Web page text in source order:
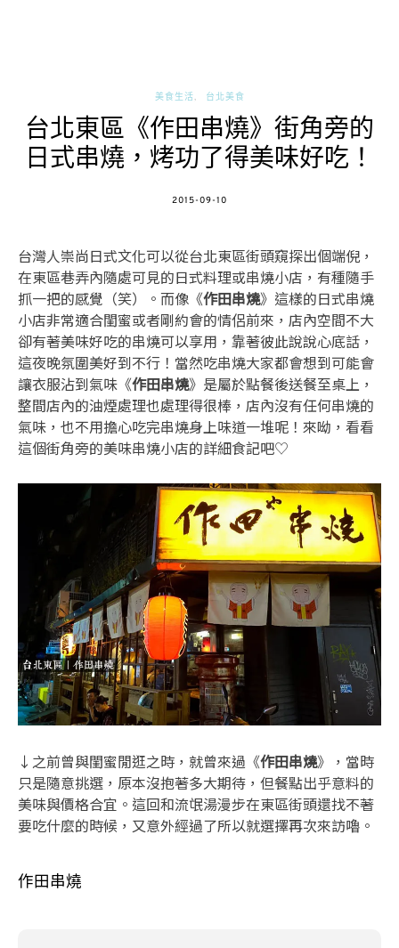
美食生活 台北美食
台北東區《作田串燒》街角旁的
日式串燒，烤功了得美味好吃！
POSTED
2015-09-10
台灣人崇尚日式文化可以從台北東區街頭窺探出個端倪，
在東區巷弄內隨處可見的日式料理或串燒小店，有種隨手
抓一把的感覺（笑）。而像《作田串燒》這樣的日式串燒
小店非常適合閨蜜或者剛約會的情侶前來，店內空間不大
卻有著美味好吃的串燒可以享用，靠著彼此說說心底話，
這夜晚氛圍美好到不行！當然吃串燒大家都會想到可能會
讓衣服沾到氣味《作田串燒》是屬於點餐後送餐至桌上，
整間店內的油煙處理也處理得很棒，店內沒有任何串燒的
氣味，也不用擔心吃完串燒身上味道一堆呢！來呦，看看
這個街角旁的美味串燒小店的詳細食記吧♡
↓之前曾與閨蜜閒逛之時，就曾來過《作田串燒》，當時
只是隨意挑選，原本沒抱著多大期待，但餐點出乎意料的
美味與價格合宜。這回和流氓湯漫步在東區街頭還找不著
要吃什麼的時候，又意外經過了所以就選擇再次來訪嚕。
作田串燒